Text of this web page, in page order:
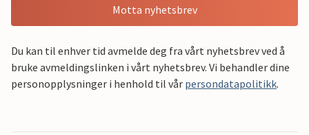
Motta nyhetsbrev
Du kan til enhver tid avmelde deg fra vårt nyhetsbrev ved å
bruke avmeldingslinken i vårt nyhetsbrev. Vi behandler dine
personopplysninger i henhold til vår persondatapolitikk.